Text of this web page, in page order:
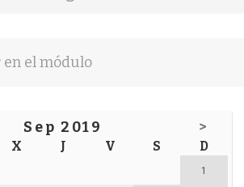
Sep 2019 >
X J V S D
1